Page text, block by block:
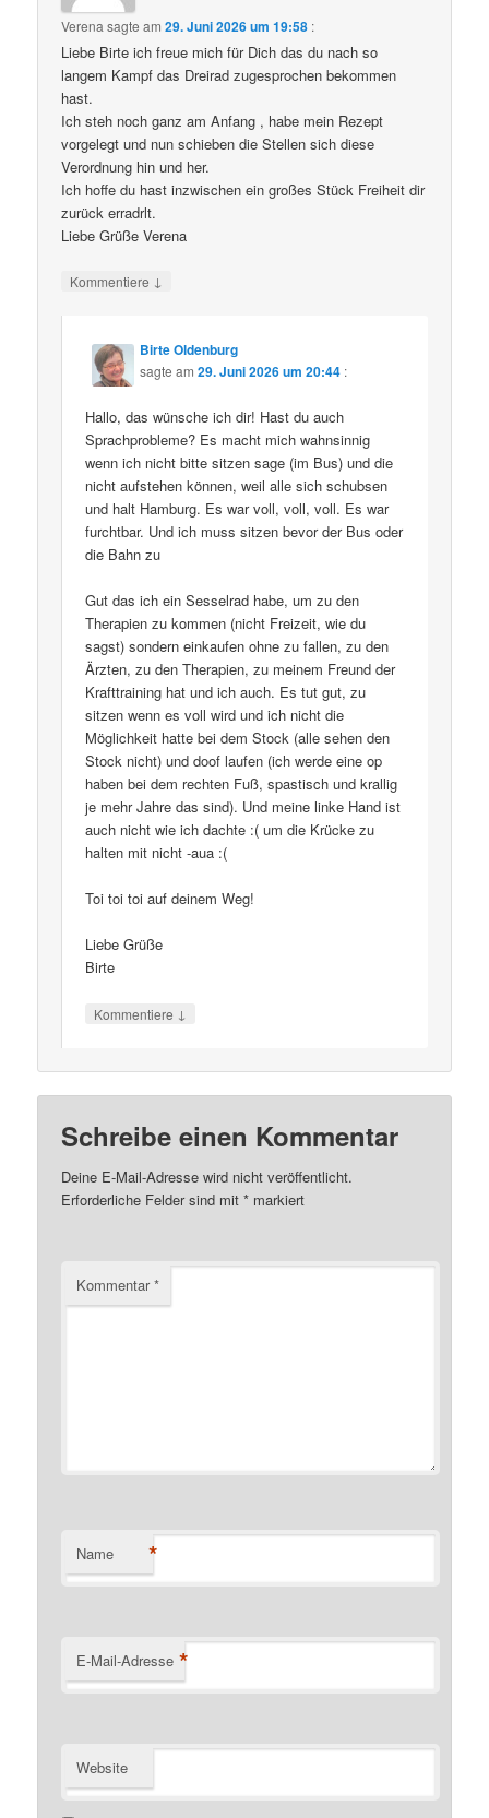
Verena sagte am29. Juni 2026 um 19:58 :
Liebe Birte ich freue mich für Dich das du nach so
langem Kampf das Dreirad zugesprochen bekommen
hast.
Ich steh noch ganz am Anfang , habe mein Rezept
vorgelegt und nun schieben die Stellen sich diese
Verordnung hin und her.
Ich hoffe du hast inzwischen ein großes Stück Freiheit dir
zurück erradrlt.
Liebe Grüße Verena
Kommentiere ↓
Birte Oldenburg
sagte am29. Juni 2026 um 20:44 :
Hallo, das wünsche ich dir! Hast du auch
Sprachprobleme? Es macht mich wahnsinnig
wenn ich nicht bitte sitzen sage (im Bus) und die
nicht aufstehen können, weil alle sich schubsen
und halt Hamburg. Es war voll, voll, voll. Es war
furchtbar. Und ich muss sitzen bevor der Bus oder
die Bahn zu
Gut das ich ein Sesselrad habe, um zu den
Therapien zu kommen (nicht Freizeit, wie du
sagst) sondern einkaufen ohne zu fallen, zu den
Ärzten, zu den Therapien, zu meinem Freund der
Krafttraining hat und ich auch. Es tut gut, zu
sitzen wenn es voll wird und ich nicht die
Möglichkeit hatte bei dem Stock (alle sehen den
Stock nicht) und doof laufen (ich werde eine op
haben bei dem rechten Fuß, spastisch und krallig
je mehr Jahre das sind). Und meine linke Hand ist
auch nicht wie ich dachte :( um die Krücke zu
halten mit nicht -aua :(
Toi toi toi auf deinem Weg!
Liebe Grüße
Birte
Kommentiere ↓
Schreibe einen Kommentar
Deine E-Mail-Adresse wird nicht veröffentlicht.
Erforderliche Felder sind mit* markiert
Kommentar*
Name *
E-Mail-Adresse *
Website